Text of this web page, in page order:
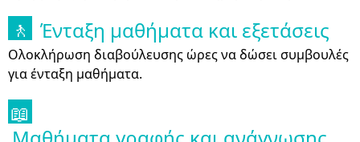
🚶 Ένταξη μαθήματα και εξετάσεις
Ολοκλήρωση διαβούλευσης ώρες να δώσει συμβουλές
για ένταξη μαθήματα.
📖